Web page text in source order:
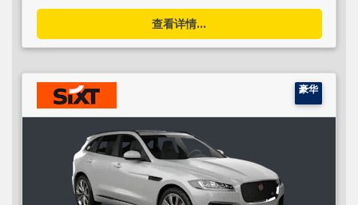
查看详情...
豪华